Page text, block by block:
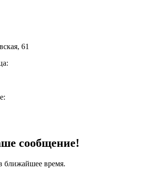
61
сообщение!
ближайшее время.